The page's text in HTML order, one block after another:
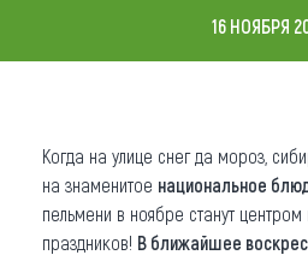
О регионе
Коллекция
16 НОЯБРЯ
Когда на улице снег да мороз,
на знаменитое национальное
пельмени в ноябре станут центром
праздников! В ближайшее